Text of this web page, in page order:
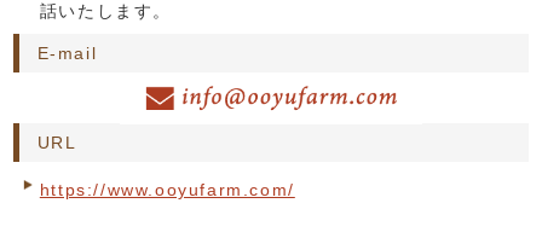
話いたします。
E-mail
URL
https://www.ooyufarm.com/